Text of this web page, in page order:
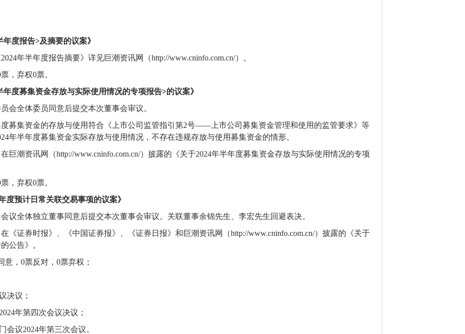
年度报告>及摘要的议案》
2024年半年度报告摘要》详见巨潮资讯网（http://www.cninfo.com.cn/）。
，弃权0票。
年度募集资金存放与实际使用情况的专项报告>的议案》
会全体委员同意后提交本次董事会审议。
募集资金的存放与使用符合 《上市公司监管指引第2号——上市公司募集资金管理和使用的监管要求》 等
4年半年度募集资金实际存放与使用情况，不存在违规存放与使用募集资金的情形。
巨潮资讯网（http://www.cninfo.com.cn/）披露的《关于2024年半年度募集资金存放与实际使用情况的专项
，弃权0票。
度预计日常关联交易事项的议案》
议全体独立董事同意后提交本次董事会审议。 关联董事余锦先生、李宏先生回避表决。
《证券时报》、《中国证券报》、《证券日报》和巨潮资讯网（http://www.cninfo.com.cn/）披露的《关于
公告》。
意， 0票反对， 0票弃权 ；
决议 ；
2024年第四次会议决议；
会议2024年第三次会议。